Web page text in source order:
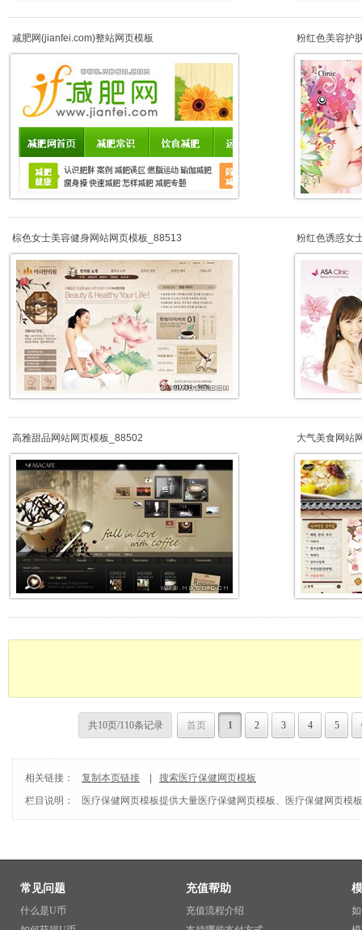
减肥网(jianfei.com)整站网页模板 粉红色美容护
棕色女士美容健身网站网页模板_88513 粉红色诱惑女
高雅甜品网站网页模板_88502 大气美食网站
共10页/110条记录 首页 1 2 3 4 5
相关链接： 复制本页链接
搜索医疗保健网页模板
栏目说明：
医疗保健网页模板提供大量医疗保健网页模板、医疗保健网页模
常见问题
什么是U币
充值帮助
充值流程介绍